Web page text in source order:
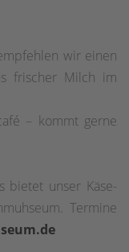
wir einen
frischer Milch im
– kommt gerne
bietet unser Käse-
Termine